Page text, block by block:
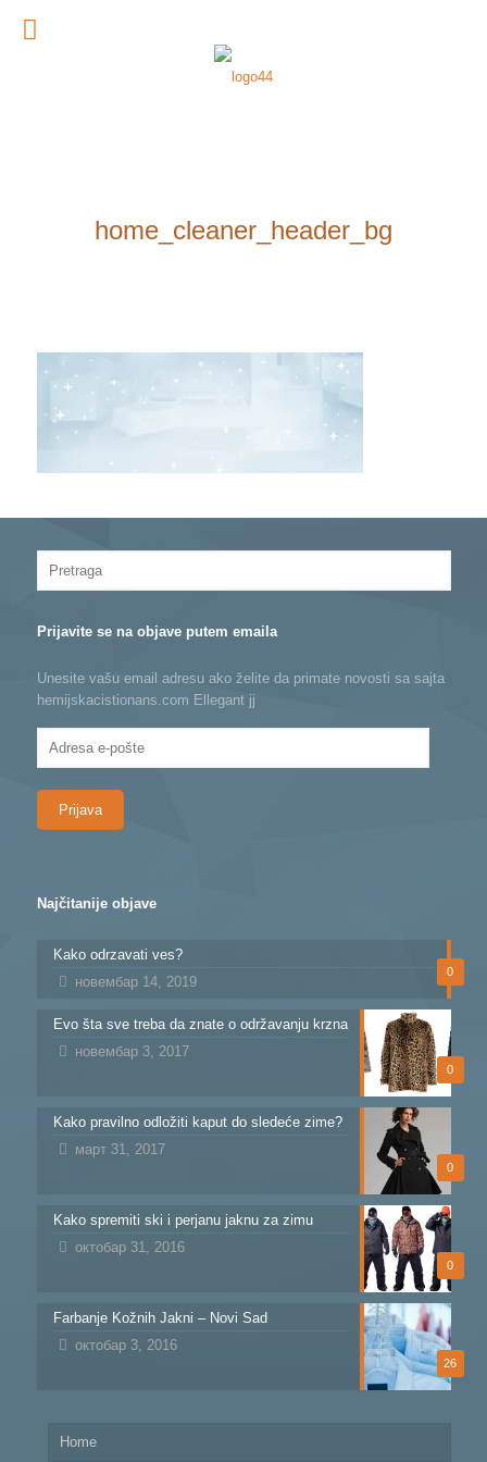
home_cleaner_header_bg
Prijavite se na objave putem emaila
Unesite vašu email adresu ako želite da primate novosti sa sajta
hemijskacistionans.com Ellegant jj
Adresa
Najčitanije objave
0
Kako odrzavati ves?
новембар 14, 2019
0
Evo šta sve treba da znate o održavanju krzna
новембар 3, 2017
0
Kako pravilno odložiti kaput do sledeće zime?
март 31, 2017
0
Kako spremiti ski i perjanu jaknu za zimu
октобар 31, 2016
26
Farbanje Kožnih Jakni – Novi Sad
октобар 3, 2016
Home